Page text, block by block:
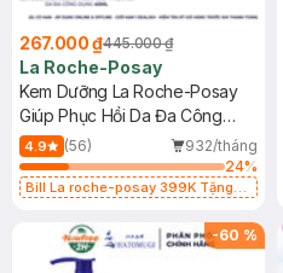
267.000 ₫445.000 ₫
La Roche-Posay
Kem Dưỡng La Roche-Posay
Giúp Phục Hồi Da Đa Công
Dụng 40ml
4.9 (56)
932/tháng
24%
Bill La roche-posay 399K Tặng
(SL có hạn)
-60 %